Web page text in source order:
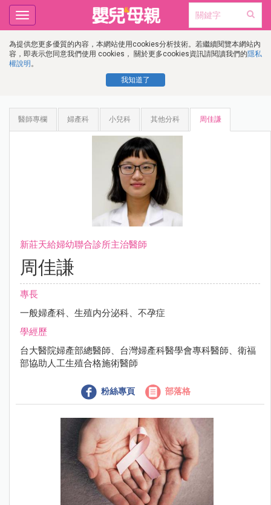
為提供您更多優質的內容，本網站使用cookies分析技術。若繼續閱覽本網站內
容，即表示您同意我們使用 cookies， 關於更多cookies資訊請閱讀我們的隱私
權說明 。
我知道了
Toggle
navigation
醫師專欄 婦產科 小兒科 其他分科 周佳謙
新莊天給婦幼聯合診所主治醫師
周佳謙
專長
一般婦產科、生殖内分泌科、不孕症
學經歷
台大醫院婦產部總醫師、台灣婦產科醫學會專科醫師、衛福
部協助人工生殖合格施術醫師
粉絲專頁 部落格